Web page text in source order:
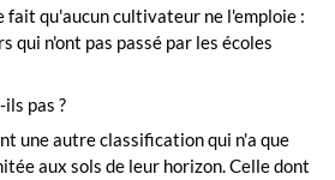
fait qu'aucun cultivateur ne l'emploie :
qui n'ont pas passé par les écoles
pas ?
une autre classification qui n'a que
aux sols de leur horizon. Celle dont